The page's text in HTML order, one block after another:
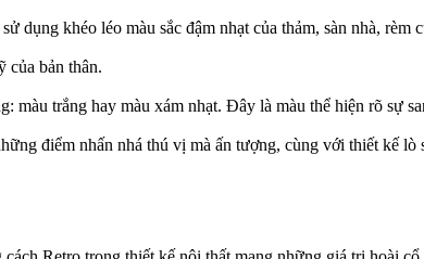
khéo léo màu sắc đậm nhạt của thảm, sàn nhà, rèm
của bản thân.
trắng hay màu xám nhạt. Đây là màu thể hiện rõ sự
điểm nhấn nhá thú vị mà ấn tượng, cùng với thiết kế